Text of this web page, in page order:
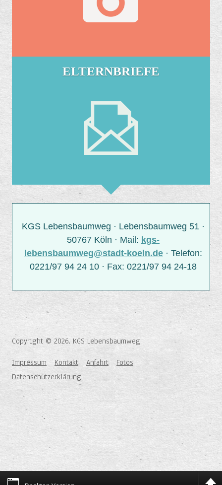
ELTERNBRIEFE
KGS Lebensbaumweg · Lebensbaumweg 51 ·
50767 Köln · Mail: kgs-
lebensbaumweg@stadt-koeln.de· Telefon:
0221/97 94 24 10 · Fax: 0221/97 94 24-18
Copyright © 2026. KGS Lebensbaumweg.
Impressum Kontakt Anfahrt
Fotos
Datenschutzerklärung